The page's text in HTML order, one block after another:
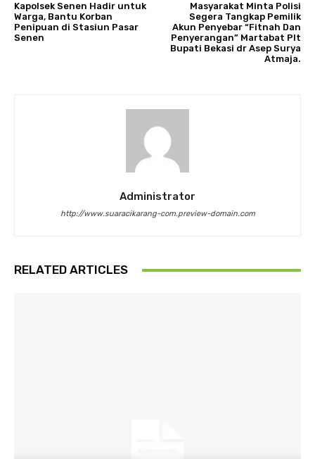
Kapolsek Senen Hadir untuk
Warga, Bantu Korban
Penipuan di Stasiun Pasar
Senen
Masyarakat Minta Polisi
Segera Tangkap Pemilik
Akun Penyebar “Fitnah Dan
Penyerangan” Martabat Plt
Bupati Bekasi dr Asep Surya
Atmaja.
Administrator
http://www.suaracikarang-com.preview-domain.com
RELATED ARTICLES